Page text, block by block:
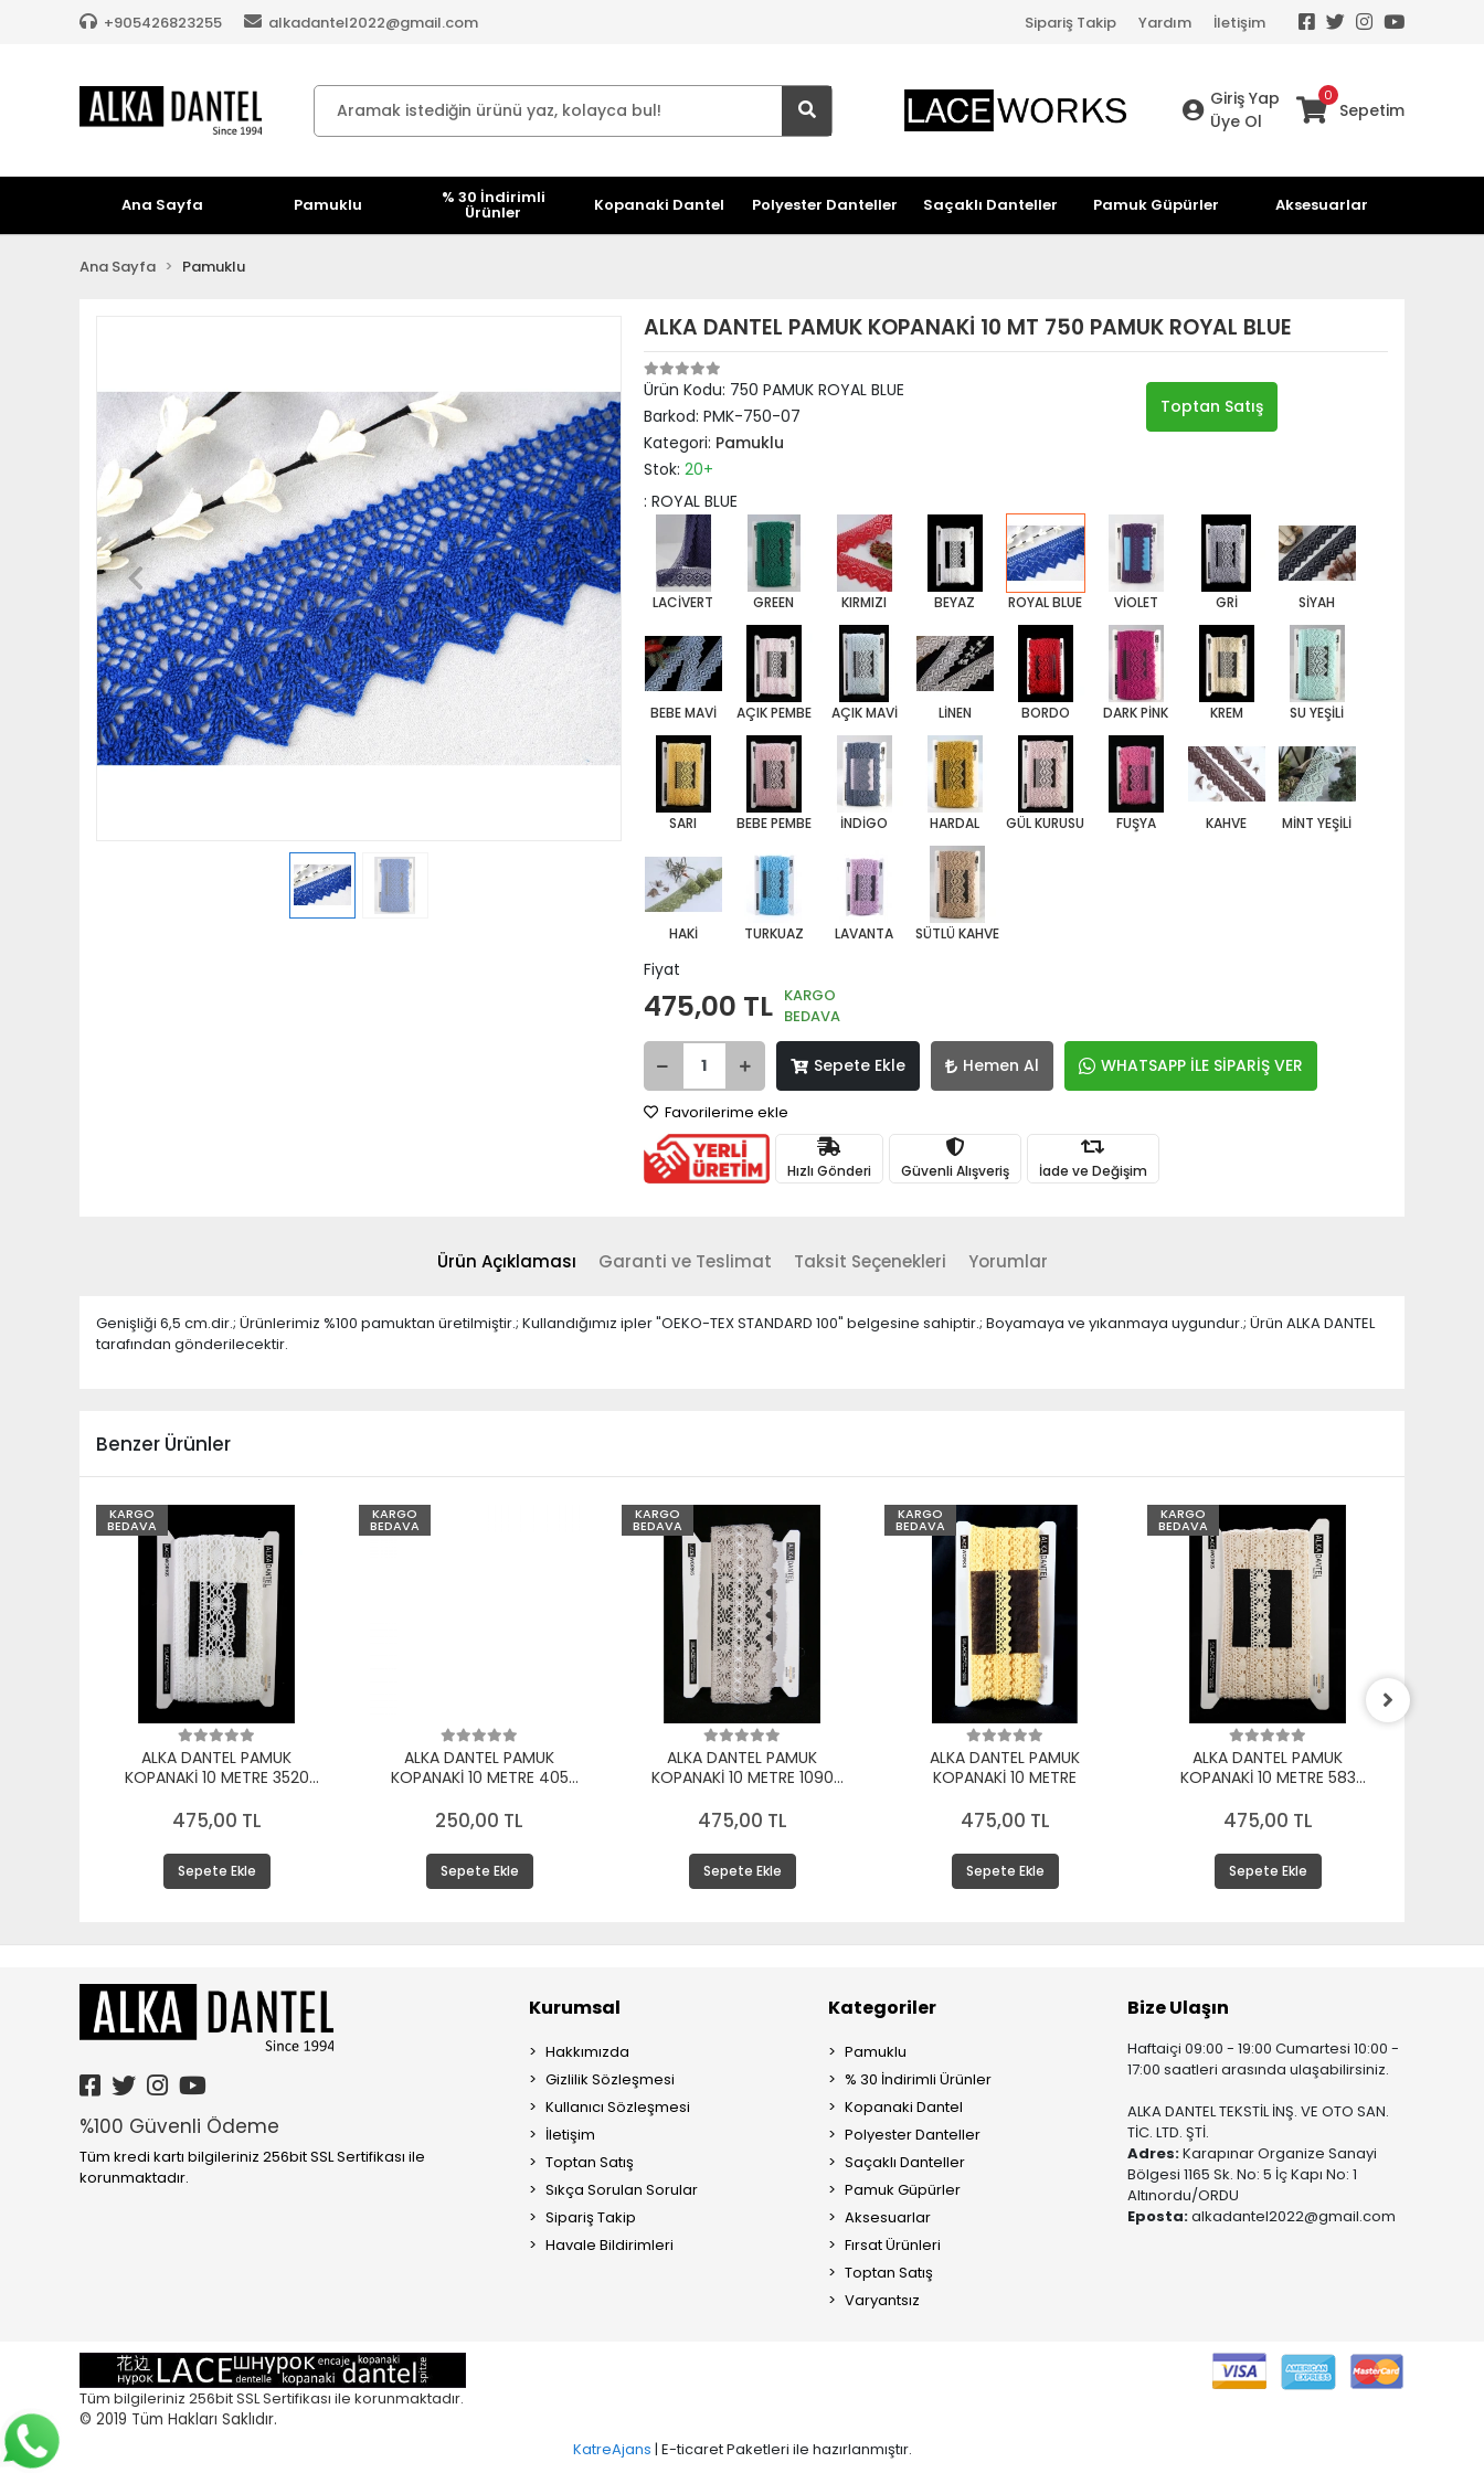
+905426823255 alkadantel2022@gmail.com Sipariş Takip Yardım İletişim
Giriş Yap
Üye Ol
0
Sepetim
Ana Sayfa Pamuklu % 30 İndirimli
Ürünler Kopanaki Dantel Polyester Danteller Saçaklı Danteller Pamuk Güpürler Aksesuarlar
Ana Sayfa Pamuklu
ALKA DANTEL PAMUK KOPANAKİ 10 MT 750 PAMUK ROYAL BLUE
Ürün Kodu: 750 PAMUK ROYAL BLUE
Barkod: PMK-750-07
Kategori: Pamuklu
Stok: 20+
: ROYAL BLUE
LACİVERT GREEN KIRMIZI BEYAZ ROYAL BLUE VİOLET GRİ SİYAH
BEBE MAVİ AÇIK PEMBE AÇIK MAVİ LİNEN BORDO DARK PİNK KREM SU YEŞİLİ
SARI BEBE PEMBE İNDİGO HARDAL GÜL KURUSU FUŞYA KAHVE MİNT YEŞİLİ
HAKİ TURKUAZ LAVANTA SÜTLÜ KAHVE
Fiyat
475,00 TL KARGO
BEDAVA
Sepete Ekle Hemen Al WHATSAPP İLE SİPARİŞ VER
Toptan Satış
Favorilerime ekle
Hızlı Gönderi Güvenli Alışveriş İade ve Değişim
Ürün Açıklaması Garanti ve Teslimat Taksit Seçenekleri Yorumlar
Genişliği 6,5 cm.dir.; Ürünlerimiz %100 pamuktan üretilmiştir.; Kullandığımız ipler "OEKO-TEX STANDARD 100" belgesine sahiptir.; Boyamaya ve yıkanmaya uygundur.; Ürün ALKA DANTEL
tarafından gönderilecektir.
Benzer Ürünler
KARGO
BEDAVA
ALKA DANTEL PAMUK
KOPANAKİ 10 METRE 3520
475,00 TL
Sepete Ekle
KARGO
BEDAVA
ALKA DANTEL PAMUK
KOPANAKİ 10 METRE 405
250,00 TL
Sepete Ekle
KARGO
BEDAVA
ALKA DANTEL PAMUK
KOPANAKİ 10 METRE 1090
475,00 TL
Sepete Ekle
KARGO
BEDAVA
ALKA DANTEL PAMUK
KOPANAKİ 10 METRE
475,00 TL
Sepete Ekle
KARGO
BEDAVA
ALKA DANTEL PAMUK
KOPANAKİ 10 METRE 583
475,00 TL
Sepete Ekle
%100 Güvenli Ödeme
Tüm kredi kartı bilgileriniz 256bit SSL Sertifikası ile
korunmaktadır.
Kurumsal
Hakkımızda
Gizlilik Sözleşmesi
Kullanıcı Sözleşmesi
İletişim
Toptan Satış
Sıkça Sorulan Sorular
Sipariş Takip
Havale Bildirimleri
Kategoriler
Pamuklu
% 30 İndirimli Ürünler
Kopanaki Dantel
Polyester Danteller
Saçaklı Danteller
Pamuk Güpürler
Aksesuarlar
Fırsat Ürünleri
Toptan Satış
Varyantsız
Bize Ulaşın
Haftaiçi 09:00 - 19:00 Cumartesi 10:00 -
17:00 saatleri arasında ulaşabilirsiniz.
ALKA DANTEL TEKSTİL İNŞ. VE OTO SAN.
TİC. LTD. ŞTİ.
Adres:Karapınar Organize Sanayi
Bölgesi 1165 Sk. No: 5 İç Kapı No: 1
Altınordu/ORDU
Eposta:alkadantel2022@gmail.com
Tüm bilgileriniz 256bit SSL Sertifikası ile korunmaktadır.
© 2019 Tüm Hakları Saklıdır.
KatreAjans | E-ticaret Paketleri ile hazırlanmıştır.